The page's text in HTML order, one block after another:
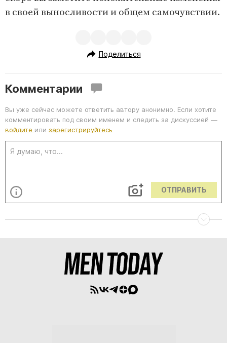
в своей выносливости и общем самочувствии.
Поделиться
Комментарии
Вы уже сейчас можете ответить автору анонимно. Если хотите
комментировать под своим именем и следить за дискуссией —
войдите или зарегистрируйтесь
ОТПРАВИТЬ